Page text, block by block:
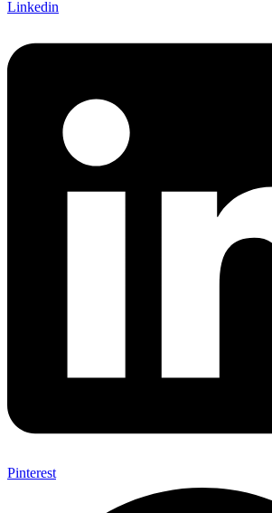
Linkedin
Pinterest